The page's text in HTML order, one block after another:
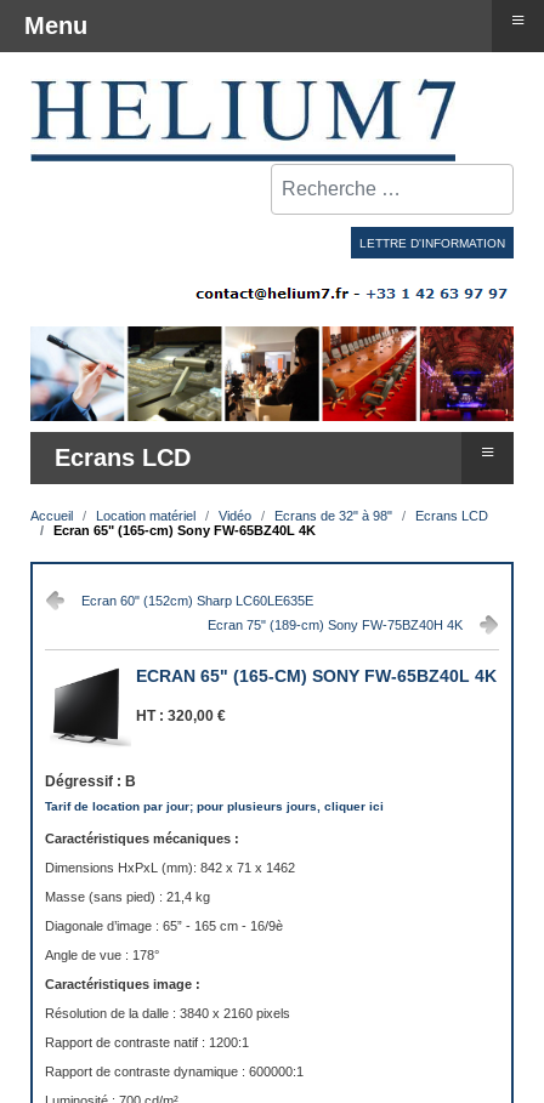
Rechercher
LETTRE D'INFORMATION
Ecrans LCD ≡
Accueil Location matériel Vidéo Ecrans de 32" à 98"
Ecrans LCD
Ecran 65" (165-cm) Sony FW-65BZ40L 4K
Ecran 60" (152cm) Sharp LC60LE635E
Ecran 75" (189-cm) Sony FW-75BZ40H 4K
ECRAN 65" (165-CM) SONY FW-65BZ40L 4K
HT : 320,00 €
Dégressif : B
Tarif de location par jour; pour plusieurs jours, cliquer ici
Caractéristiques mécaniques :
Dimensions HxPxL (mm): 842 x 71 x 1462
Masse (sans pied) : 21,4 kg
Diagonale d’image : 65” - 165 cm - 16/9è
Angle de vue : 178°
Caractéristiques image :
Résolution de la dalle : 3840 x 2160 pixels
Rapport de contraste natif : 1200:1
Rapport de contraste dynamique : 600000:1
Menu ≡